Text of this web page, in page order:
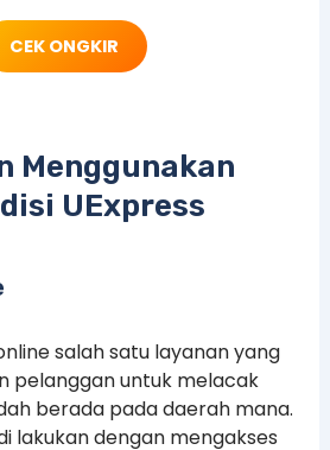
CEK ONGKIR
Menggunakan
UExpress
salah satu layanan yang
pelanggan untuk melacak
berada pada daerah mana.
lakukan dengan mengakses